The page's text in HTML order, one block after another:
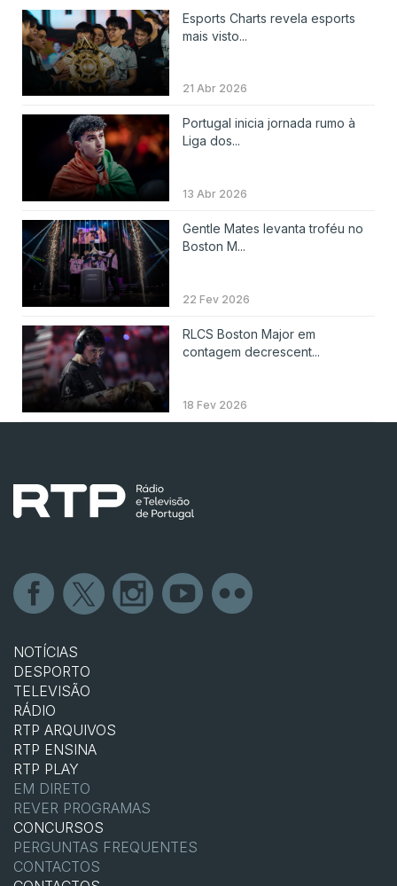
Esports Charts revela esports
mais visto...
21 Abr 2026
Portugal inicia jornada rumo à
Liga dos...
13 Abr 2026
Gentle Mates levanta troféu no
Boston M...
22 Fev 2026
RLCS Boston Major em
contagem decrescent...
18 Fev 2026
NOTÍCIAS
DESPORTO
TELEVISÃO
RÁDIO
RTP ARQUIVOS
RTP ENSINA
RTP PLAY
EM DIRETO
REVER PROGRAMAS
CONCURSOS
PERGUNTAS FREQUENTES
CONTACTOS